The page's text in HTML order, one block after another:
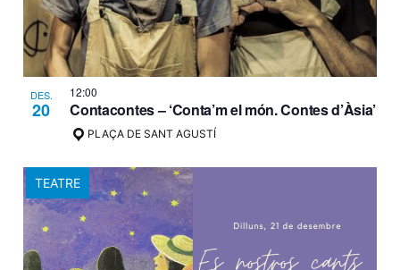
DES.
20
12:00
Contacontes – ‘Conta’m el món. Contes d’Àsia’
PLAÇA DE SANT AGUSTÍ
TEATRE